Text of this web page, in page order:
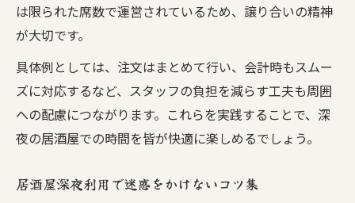
は限られた席数で運営されているため、譲り合いの精神
が大切です。
具体例としては、注文はまとめて行い、会計時もスムー
ズに対応するなど、スタッフの負担を減らす工夫も周囲
への配慮につながります。これらを実践することで、深
夜の居酒屋での時間を皆が快適に楽しめるでしょう。
居酒屋深夜利用で迷惑をかけないコツ集